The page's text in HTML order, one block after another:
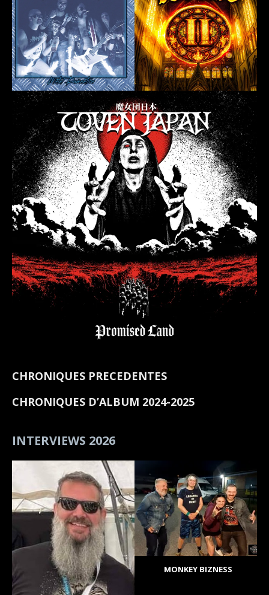
CHRONIQUES PRECEDENTES
CHRONIQUES D’ALBUM 2024-2025
INTERVIEWS 2026
MONKEY BIZNESS